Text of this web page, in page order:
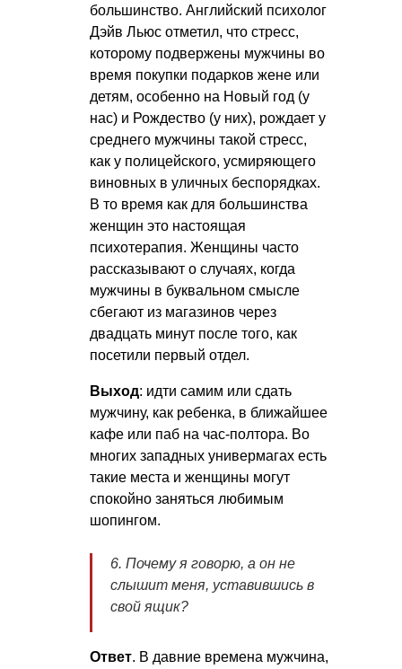
большинство. Английский психолог
Дэйв Льюс отметил, что стресс,
которому подвержены мужчины во
время покупки подарков жене или
детям, особенно на Новый год (у
нас) и Рождество (у них), рождает у
среднего мужчины такой стресс,
как у полицейского, усмиряющего
виновных в уличных беспорядках.
В то время как для большинства
женщин это настоящая
психотерапия. Женщины часто
рассказывают о случаях, когда
мужчины в буквальном смысле
сбегают из магазинов через
двадцать минут после того, как
посетили первый отдел.
Выход: идти самим или сдать
мужчину, как ребенка, в ближайшее
кафе или паб на час-полтора. Во
многих западных универмагах есть
такие места и женщины могут
спокойно заняться любимым
шопингом.
6. Почему я говорю, а он не
слышит меня, уставившись в
свой ящик?
Ответ. В давние времена мужчина,